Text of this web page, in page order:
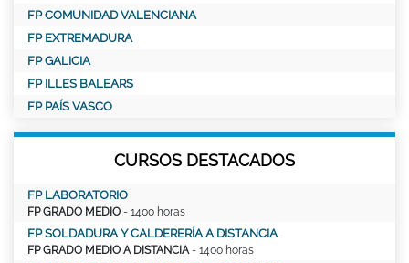
FP COMUNIDAD VALENCIANA
FP EXTREMADURA
FP GALICIA
FP ILLES BALEARS
FP PAÍS VASCO
CURSOS DESTACADOS
FP LABORATORIO
FP GRADO MEDIO - 1400 horas
FP SOLDADURA Y CALDERERÍA A DISTANCIA
FP GRADO MEDIO A DISTANCIA - 1400 horas